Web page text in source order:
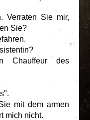
Verraten Sie mir,
Sie?
Chauffeur des
mit dem armen
mich nicht.